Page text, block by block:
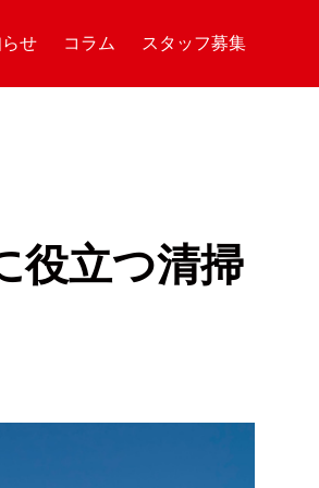
せ コラム スタッフ募集
役立つ清掃